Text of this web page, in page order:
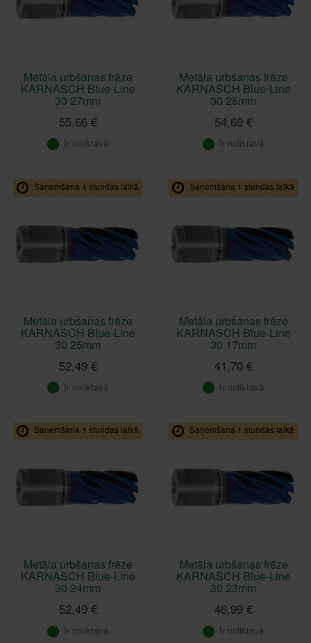
Metāla urbšanas frēze
KARNASCH Blue-Line
30 27mm
55,66 €
Ir noliktavā
Metāla urbšanas frēze
KARNASCH Blue-Line
30 26mm
54,69 €
Ir noliktavā
Saņemšana 1 stundas laikā
Metāla urbšanas frēze
KARNASCH Blue-Line
30 25mm
52,49 €
Ir noliktavā
Saņemšana 1 stundas laikā
Metāla urbšanas frēze
KARNASCH Blue-Line
30 17mm
41,70 €
Ir noliktavā
Saņemšana 1 stundas laikā
Metāla urbšanas frēze
KARNASCH Blue-Line
30 24mm
52,49 €
Ir noliktavā
Saņemšana 1 stundas laikā
Metāla urbšanas frēze
KARNASCH Blue-Line
30 23mm
46,99 €
Ir noliktavā